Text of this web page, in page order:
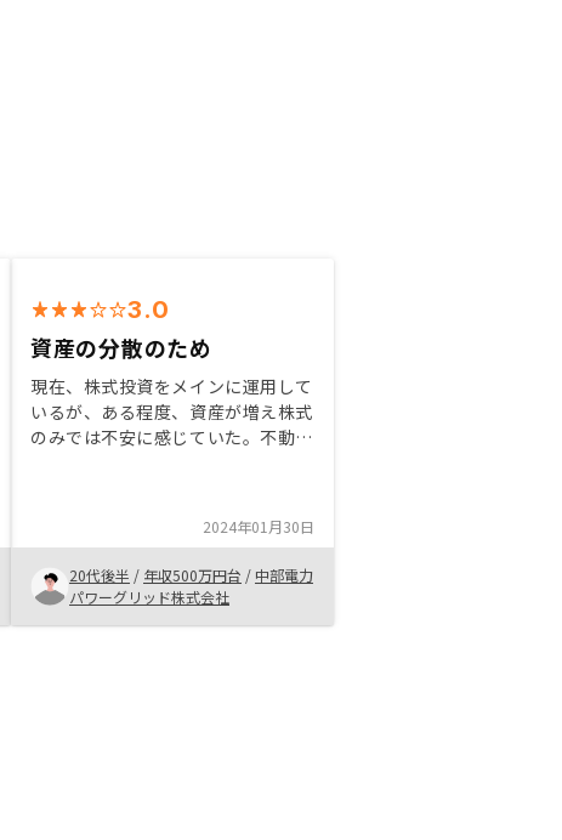
3.0
資産の分散のため
現在、株式投資をメインに運用して
いるが、ある程度、資産が増え株式
のみでは不安に感じていた。不動産
たため、低金利で投資資金を借りれ
たことも理由の一つ。
2024年01月30日
20代後半 / 年収500万円台 / 中部電力
パワーグリッド株式会社